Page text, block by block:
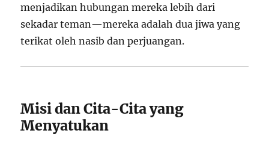
menjadikan hubungan mereka lebih dari
sekadar teman—mereka adalah dua jiwa yang
terikat oleh nasib dan perjuangan.
Misi dan Cita-Cita yang
Menyatukan